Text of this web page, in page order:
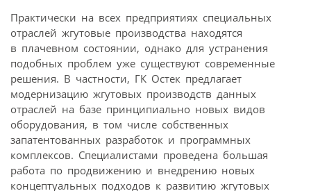
Практически на всех предприятиях специальных
отраслей жгутовые производства находятся
в плачевном состоянии, однако для устранения
подобных проблем уже существуют современные
решения. В частности, ГК Остек предлагает
модернизацию жгутовых производств данных
отраслей на базе принципиально новых видов
оборудования, в том числе собственных
запатентованных разработок и программных
комплексов. Специалистами проведена большая
работа по продвижению и внедрению новых
концептуальных подходов к развитию жгутовых